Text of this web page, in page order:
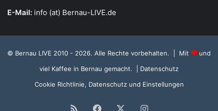
E-Mail: info (at) Bernau-LIVE.de
© Bernau LIVE 2010 - 2026. Alle Rechte vorbehalten. | Mit
und
viel Kaffee in Bernau gemacht.
| Datenschutz
Cookie Richtlinie, Datenschutz und Einstellungen
RSS Facebook Instagram